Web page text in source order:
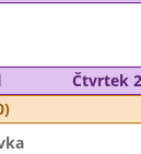
Čtvrtek